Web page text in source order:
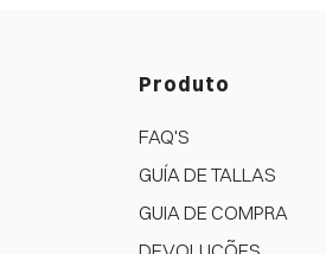
Produto
FAQ'S
GUÍA DE TALLAS
GUIA DE COMPRA